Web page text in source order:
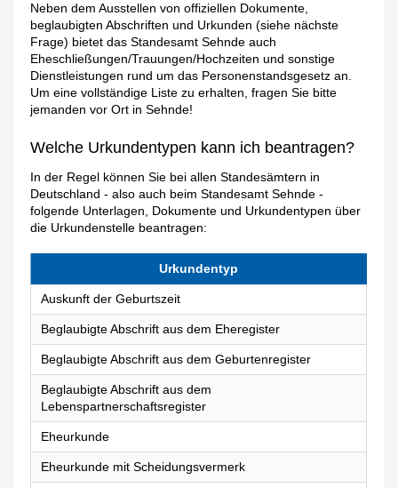
Neben dem Ausstellen von offiziellen Dokumente,
beglaubigten Abschriften und Urkunden (siehe nächste
Frage) bietet das Standesamt Sehnde auch
Eheschließungen/Trauungen/Hochzeiten und sonstige
Dienstleistungen rund um das Personenstandsgesetz an.
Um eine vollständige Liste zu erhalten, fragen Sie bitte
jemanden vor Ort in Sehnde!
Welche Urkundentypen kann ich beantragen?
In der Regel können Sie bei allen Standesämtern in
Deutschland - also auch beim Standesamt Sehnde -
folgende Unterlagen, Dokumente und Urkundentypen über
die Urkundenstelle beantragen:
Urkundentyp
Auskunft der Geburtszeit
Beglaubigte Abschrift aus dem Eheregister
Beglaubigte Abschrift aus dem Geburtenregister
Beglaubigte Abschrift aus dem
Lebenspartnerschaftsregister
Eheurkunde
Eheurkunde mit Scheidungsvermerk